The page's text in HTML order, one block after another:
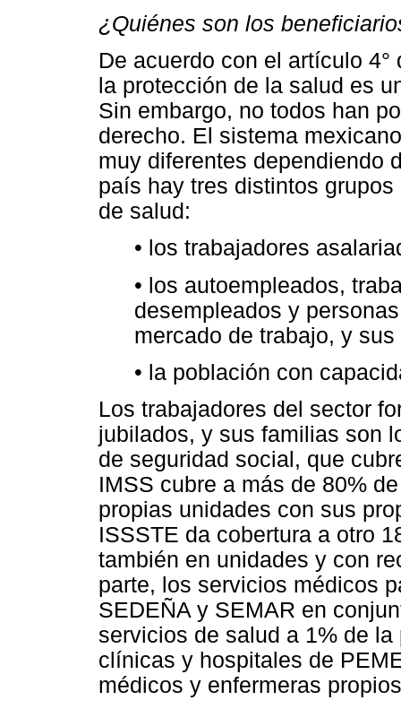
¿Quiénes son los
De acuerdo con el artículo
la protección de la salud es
Sin embargo, no todos han
derecho. El sistema
muy diferentes dependiendo
país hay tres distintos
de salud:
• los trabajadores
• los autoempleados,
desempleados y
mercado de trabajo, y
• la población con
Los trabajadores del sector
jubilados, y sus familias son
de seguridad social, que
IMSS cubre a más de 80%
propias unidades con sus
ISSSTE da cobertura a otro
también en unidades y con
parte, los servicios médicos
SEDEÑA y SEMAR en
servicios de salud a 1% de
clínicas y hospitales de
médicos y enfermeras